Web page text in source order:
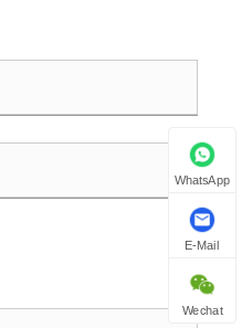
WhatsApp
E-Mail
Wechat